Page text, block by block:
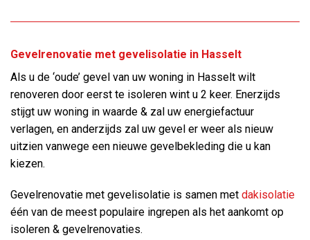
Gevelrenovatie met gevelisolatie in Hasselt
Als u de ‘oude’ gevel van uw woning in Hasselt wilt
renoveren door eerst te isoleren wint u 2 keer. Enerzijds
stijgt uw woning in waarde & zal uw energiefactuur
verlagen, en anderzijds zal uw gevel er weer als nieuw
uitzien vanwege een nieuwe gevelbekleding die u kan
kiezen.
Gevelrenovatie met gevelisolatie is samen met dakisolatie
één van de meest populaire ingrepen als het aankomt op
isoleren & gevelrenovaties.